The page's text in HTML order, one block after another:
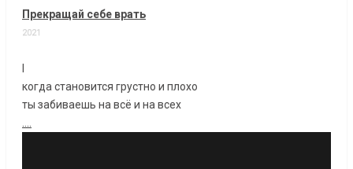
Прекращай себе врать
2021
когда становится грустно и плохо
ты забиваешь на всё и на всех